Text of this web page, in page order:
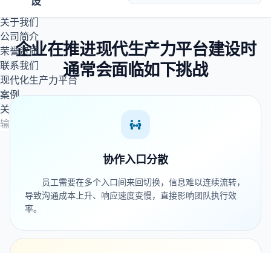
资料下载
关于我们
公司简介
荣誉资质
联系我们
现代化生产力平台
案例
关于我们
企业在推进现代生产力平台建设时
通常会面临如下挑战
协作入口分散
员工需要在多个入口间来回切换，信息难以连续流转，
导致沟通成本上升、响应速度变慢，直接影响团队执行效
率。